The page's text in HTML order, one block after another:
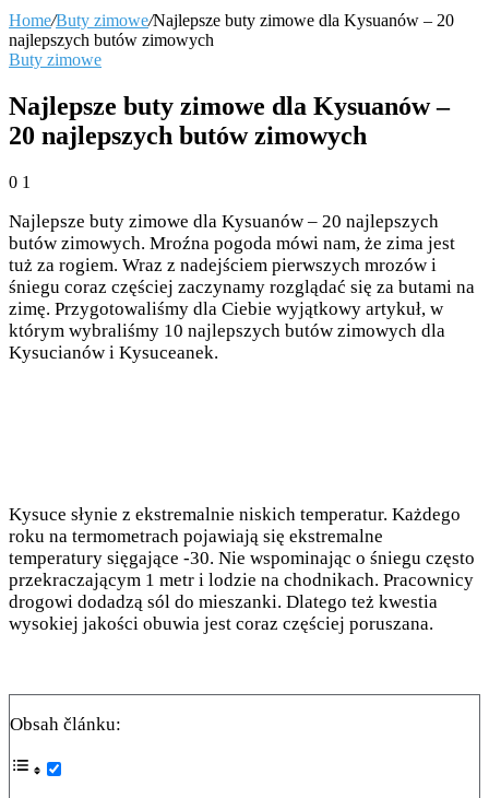
Home/Buty zimowe/Najlepsze buty zimowe dla Kysuanów – 20
najlepszych butów zimowych
Buty zimowe
Najlepsze buty zimowe dla Kysuanów –
20 najlepszych butów zimowych
0 1
Najlepsze buty zimowe dla Kysuanów – 20 najlepszych
butów zimowych. Mroźna pogoda mówi nam, że zima jest
tuż za rogiem. Wraz z nadejściem pierwszych mrozów i
śniegu coraz częściej zaczynamy rozglądać się za butami na
zimę. Przygotowaliśmy dla Ciebie wyjątkowy artykuł, w
którym wybraliśmy 10 najlepszych butów zimowych dla
Kysucianów i Kysuceanek.
Kysuce słynie z ekstremalnie niskich temperatur. Każdego
roku na termometrach pojawiają się ekstremalne
temperatury sięgające -30. Nie wspominając o śniegu często
przekraczającym 1 metr i lodzie na chodnikach. Pracownicy
drogowi dodadzą sól do mieszanki. Dlatego też kwestia
wysokiej jakości obuwia jest coraz częściej poruszana.
Obsah článku: